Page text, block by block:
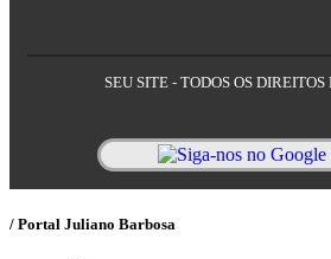
SEU SITE - TODOS OS DIREITOS
/ Portal Juliano Barbosa